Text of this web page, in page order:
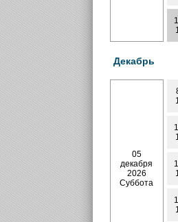
Декабрь
05
декабря
2026
Суббота